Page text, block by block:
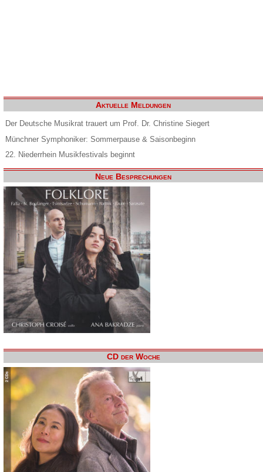
Aktuelle Meldungen
Der Deutsche Musikrat trauert um Prof. Dr. Christine Siegert
Münchner Symphoniker: Sommerpause & Saisonbeginn
22. Niederrhein Musikfestivals beginnt
Neue Besprechungen
CD der Woche